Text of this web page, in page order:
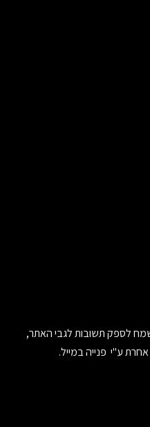
לספק תשובות לגבי האתר,
ע"י פנייה במייל.